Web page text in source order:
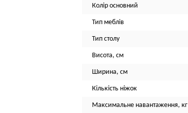
Колір основний
Тип меблів
Тип столу
Висота, см
Ширина, см
Кількість ніжок
Максимальне навантаження, кг